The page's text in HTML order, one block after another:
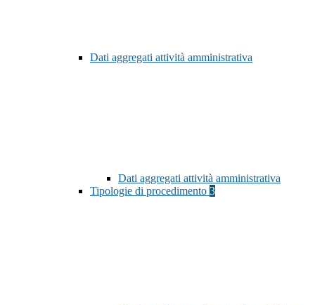
Dati aggregati attività amministrativa
Dati aggregati attività amministrativa
Tipologie di procedimento 3